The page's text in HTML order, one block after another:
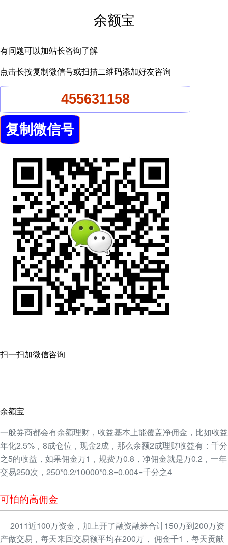
余额宝
有问题可以加站长咨询了解
点击长按复制微信号或扫描二维码添加好友咨询
扫一扫加微信咨询
余额宝
一般券商都会有余额理财，收益基本上能覆盖净佣金，比如收益
年化2.5%，8成仓位，现金2成，那么余额2成理财收益有：千分
之5的收益，如果佣金万1，规费万0.8，净佣金就是万0.2，一年
交易250次，250*0.2/10000*0.8=0.004=千分之4
可怕的高佣金
2011近100万资金，加上开了融资融券合计150万到200万资
产做交易，每天来回交易额平均在200万， 佣金千1，每天贡献